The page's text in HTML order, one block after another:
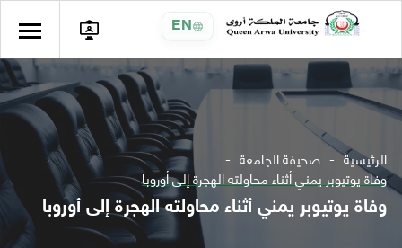
EN
الرئيسية صحيفة الجامعة
وفاة يوتيوبر يمني أثناء محاولته الهجرة إلى أوروبا
وفاة يوتيوبر يمني أثناء محاولته الهجرة إلى أوروبا